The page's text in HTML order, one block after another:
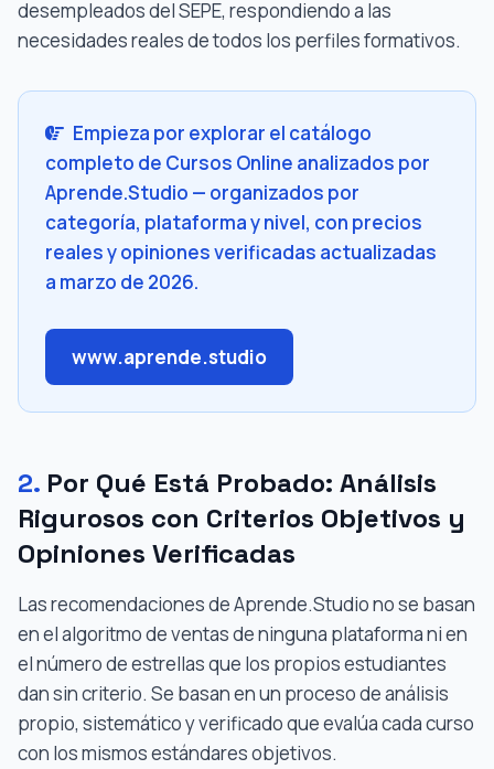
desempleados del SEPE, respondiendo a las
necesidades reales de todos los perfiles formativos.
Empieza por explorar el catálogo
completo de Cursos Online analizados por
Aprende.Studio — organizados por
categoría, plataforma y nivel, con precios
reales y opiniones verificadas actualizadas
a marzo de 2026.
www.aprende.studio
2. Por Qué Está Probado: Análisis
Rigurosos con Criterios Objetivos y
Opiniones Verificadas
Las recomendaciones de Aprende.Studio no se basan
en el algoritmo de ventas de ninguna plataforma ni en
el número de estrellas que los propios estudiantes
dan sin criterio. Se basan en un proceso de análisis
propio, sistemático y verificado que evalúa cada curso
con los mismos estándares objetivos.